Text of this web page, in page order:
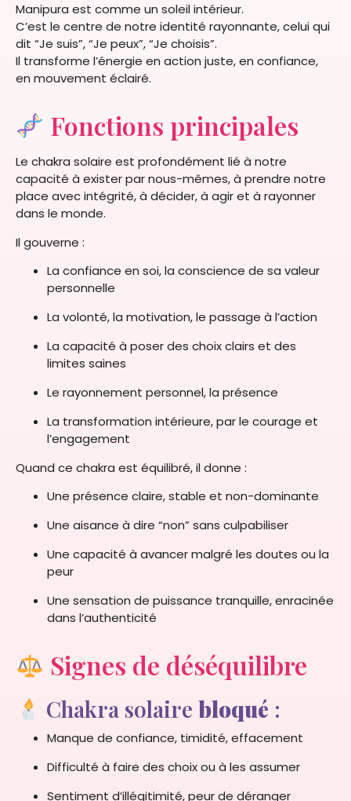
Manipura est comme un soleil intérieur.
C’est le centre de notre identité rayonnante, celui qui
dit “Je suis”, “Je peux”, “Je choisis”.
Il transforme l’énergie en action juste, en confiance,
en mouvement éclairé.
Fonctions principales
Le chakra solaire est profondément lié à notre
capacité à exister par nous-mêmes, à prendre notre
place avec intégrité, à décider, à agir et à rayonner
dans le monde.
Il gouverne :
La confiance en soi, la conscience de sa valeur
personnelle
La volonté, la motivation, le passage à l’action
La capacité à poser des choix clairs et des
limites saines
Le rayonnement personnel, la présence
La transformation intérieure, par le courage et
l’engagement
Quand ce chakra est équilibré, il donne :
Une présence claire, stable et non-dominante
Une aisance à dire “non” sans culpabiliser
Une capacité à avancer malgré les doutes ou la
peur
Une sensation de puissance tranquille, enracinée
dans l’authenticité
Signes de déséquilibre
Chakra solaire bloqué :
Manque de confiance, timidité, effacement
Difficulté à faire des choix ou à les assumer
Sentiment d’illégitimité, peur de déranger